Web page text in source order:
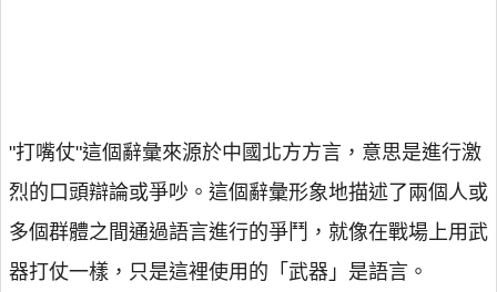
"打嘴仗"這個辭彙來源於中國北方方言，意思是進行激
烈的口頭辯論或爭吵。這個辭彙形象地描述了兩個人或
多個群體之間通過語言進行的爭鬥，就像在戰場上用武
器打仗一樣，只是這裡使用的「武器」是語言。